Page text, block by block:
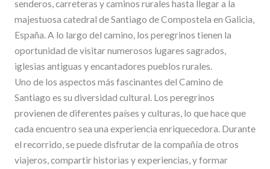
senderos, carreteras y caminos rurales hasta llegar a la
majestuosa catedral de Santiago de Compostela en Galicia,
España. A lo largo del camino, los peregrinos tienen la
oportunidad de visitar numerosos lugares sagrados,
iglesias antiguas y encantadores pueblos rurales.
Uno de los aspectos más fascinantes del Camino de
Santiago es su diversidad cultural. Los peregrinos
provienen de diferentes países y culturas, lo que hace que
cada encuentro sea una experiencia enriquecedora. Durante
el recorrido, se puede disfrutar de la compañía de otros
viajeros, compartir historias y experiencias, y formar